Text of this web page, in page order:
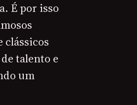
É por isso
clássicos
talento e
um